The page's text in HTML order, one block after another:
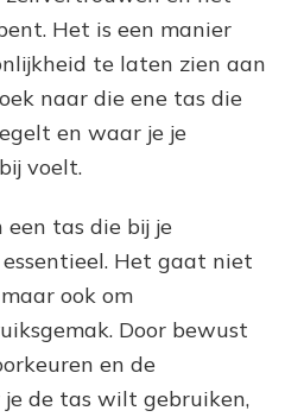
Het is een manier
te laten zien aan
naar die ene tas die
en waar je je
voelt.
een tas die bij je
Het gaat niet
ook om
Door bewust
en de
de tas wilt gebruiken,